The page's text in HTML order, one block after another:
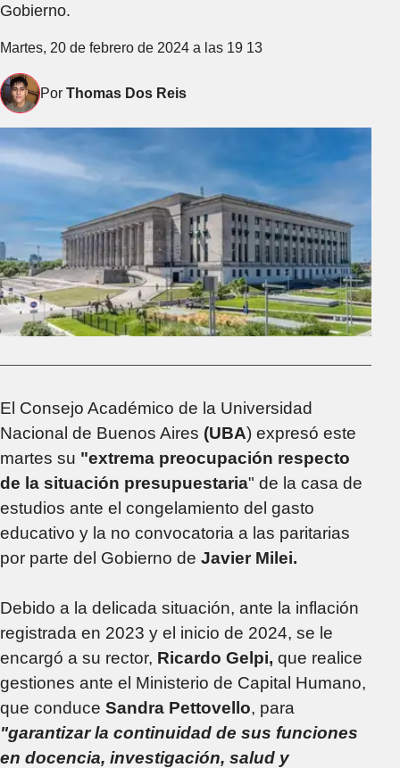
Gobierno.
Martes, 20 de febrero de 2024 a las 19 13
Por Thomas Dos Reis
El Consejo Académico de la Universidad
Nacional de Buenos Aires (UBA) expresó este
martes su "extrema preocupación respecto
de la situación presupuestaria" de la casa de
estudios ante el congelamiento del gasto
educativo y la no convocatoria a las paritarias
por parte del Gobierno de Javier Milei.
Debido a la delicada situación, ante la inflación
registrada en 2023 y el inicio de 2024, se le
encargó a su rector, Ricardo Gelpi, que realice
gestiones ante el Ministerio de Capital Humano,
que conduce Sandra Pettovello, para
"garantizar la continuidad de sus funciones
en docencia, investigación, salud y